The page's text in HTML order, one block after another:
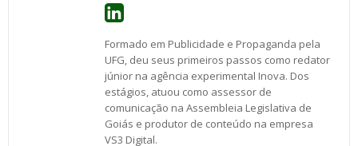
Formado em Publicidade e Propaganda pela
UFG, deu seus primeiros passos como redator
júnior na agência experimental Inova. Dos
estágios, atuou como assessor de
comunicação na Assembleia Legislativa de
Goiás e produtor de conteúdo na empresa
VS3 Digital.